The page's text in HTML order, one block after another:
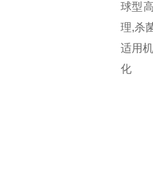
球型
理,杀
适用
化